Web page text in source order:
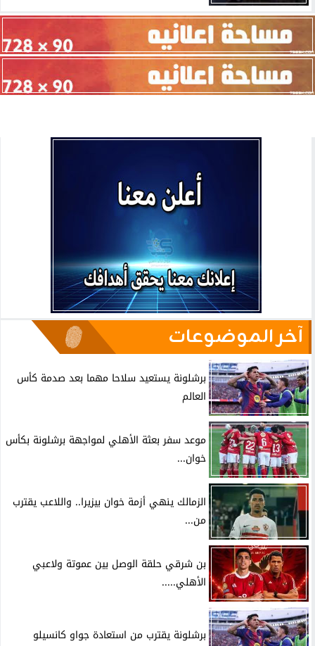
آخر الموضوعات
برشلونة يستعيد سلاحا مهما بعد صدمة كأس
العالم
موعد سفر بعثة الأهلي لمواجهة برشلونة بكأس
خوان...
الزمالك ينهي أزمة خوان بيزيرا.. واللاعب يقترب
من...
بن شرقي حلقة الوصل بين عموتة ولاعبي
الأهلي.....
برشلونة يقترب من استعادة جواو كانسيلو